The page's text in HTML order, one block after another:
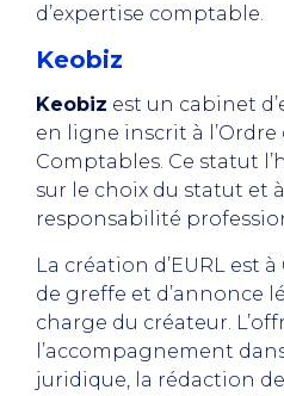
d’expertise comptable.
Keobiz
Keobiz est un cabinet
en ligne inscrit à l’Ordre
Comptables. Ce statut
sur le choix du statut et
responsabilité
La création d’EURL est
de greffe et d’annonce
charge du créateur.
l’accompagnement
juridique, la rédaction